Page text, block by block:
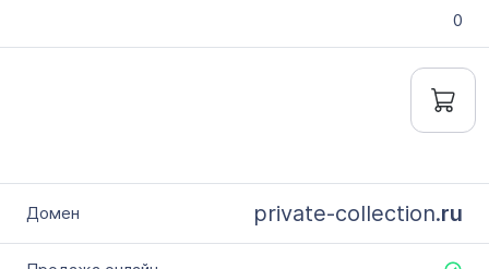
0
private-collection.ru